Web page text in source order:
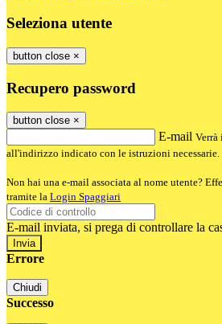
Seleziona utente
button close ×
Recupero password
button close ×
E-mail Verrà
all'indirizzo indicato con le istruzioni necessarie.
Non hai una e-mail associata al nome utente?
tramite la Login Spaggiari
E-mail inviata, si prega di controllare la
Errore
Chiudi
Successo